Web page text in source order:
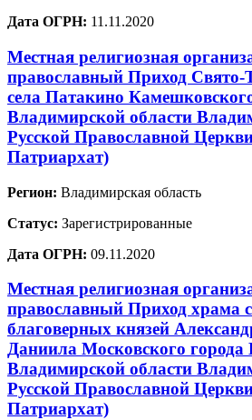
Дата ОГРН: 11.11.2020
Местная религиозная
православный Приход Свято-
села Патакино
Владимирской области
Русской Православной
Патриархат)
Регион: Владимирская область
Статус: Зарегистрированные
Дата ОГРН: 09.11.2020
Местная религиозная
православный Приход храма
благоверных князей
Даниила Московского города
Владимирской области
Русской Православной
Патриархат)